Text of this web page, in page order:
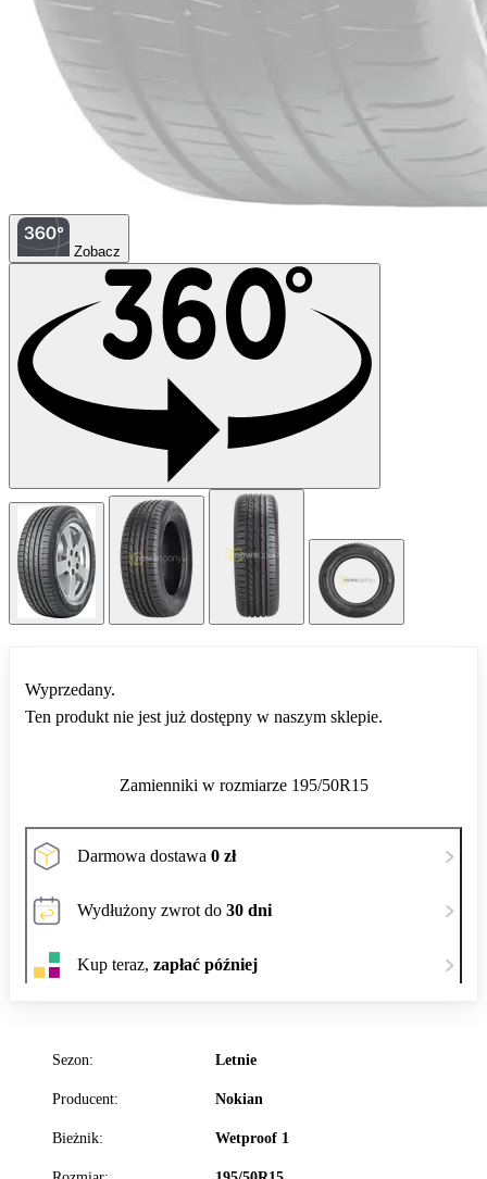
Zobacz
Sezon: Letnie
Producent: Nokian
Bieżnik: Wetproof 1
Wyprzedany.
Ten produkt nie jest już dostępny w naszym sklepie.
Zamienniki w rozmiarze 195/50R15
Darmowa dostawa 0 zł
Wydłużony zwrot do 30 dni
Kup teraz, zapłać później